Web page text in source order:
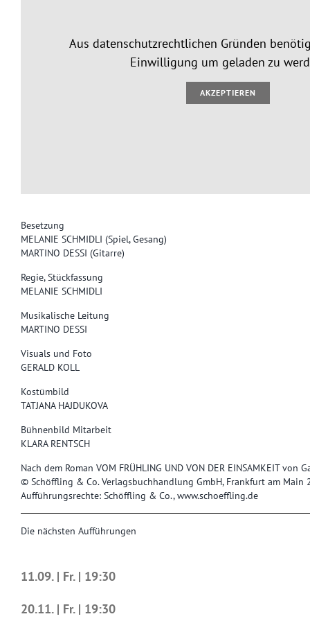
Besetzung
MELANIE SCHMIDLI (Spiel, Gesang)
MARTINO DESSI (Gitarre)
Regie, Stückfassung
MELANIE SCHMIDLI
Musikalische Leitung
MARTINO DESSI
Visuals und Foto
GERALD KOLL
Kostümbild
TATJANA HAJDUKOVA
Bühnenbild Mitarbeit
KLARA RENTSCH
Nach dem Roman VOM FRÜHLING UND VON DER EINSAMKEIT von
© Schöffling & Co. Verlagsbuchhandlung GmbH, Frankfurt am Main
Aufführungsrechte: Schöffling & Co., www.schoeffling.de
Die nächsten Aufführungen
11.09. | Fr. | 19:30
20.11. | Fr. | 19:30
Aus datenschutzrechtlichen Gründen
Einwilligung um geladen zu
AKZEPTIEREN